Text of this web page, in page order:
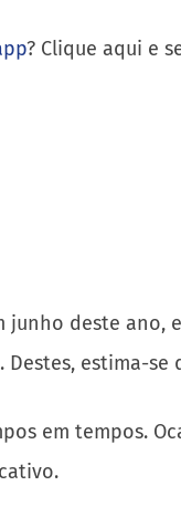
? Clique aqui e
deste
estima-
em tempos.